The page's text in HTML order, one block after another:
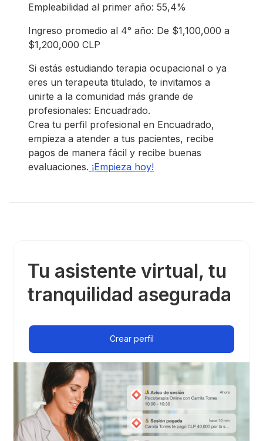
Empleabilidad al primer año: 55,4%
Ingreso promedio al 4° año: De $1,100,000 a
$1,200,000 CLP
Si estás estudiando terapia ocupacional o ya
eres un terapeuta titulado, te invitamos a
unirte a la comunidad más grande de
profesionales: Encuadrado.
Crea tu perfil profesional en Encuadrado,
empieza a atender a tus pacientes, recibe
pagos de manera fácil y recibe buenas
evaluaciones. ¡Empieza hoy!
Tu asistente virtual, tu
tranquilidad asegurada
Crear perfil